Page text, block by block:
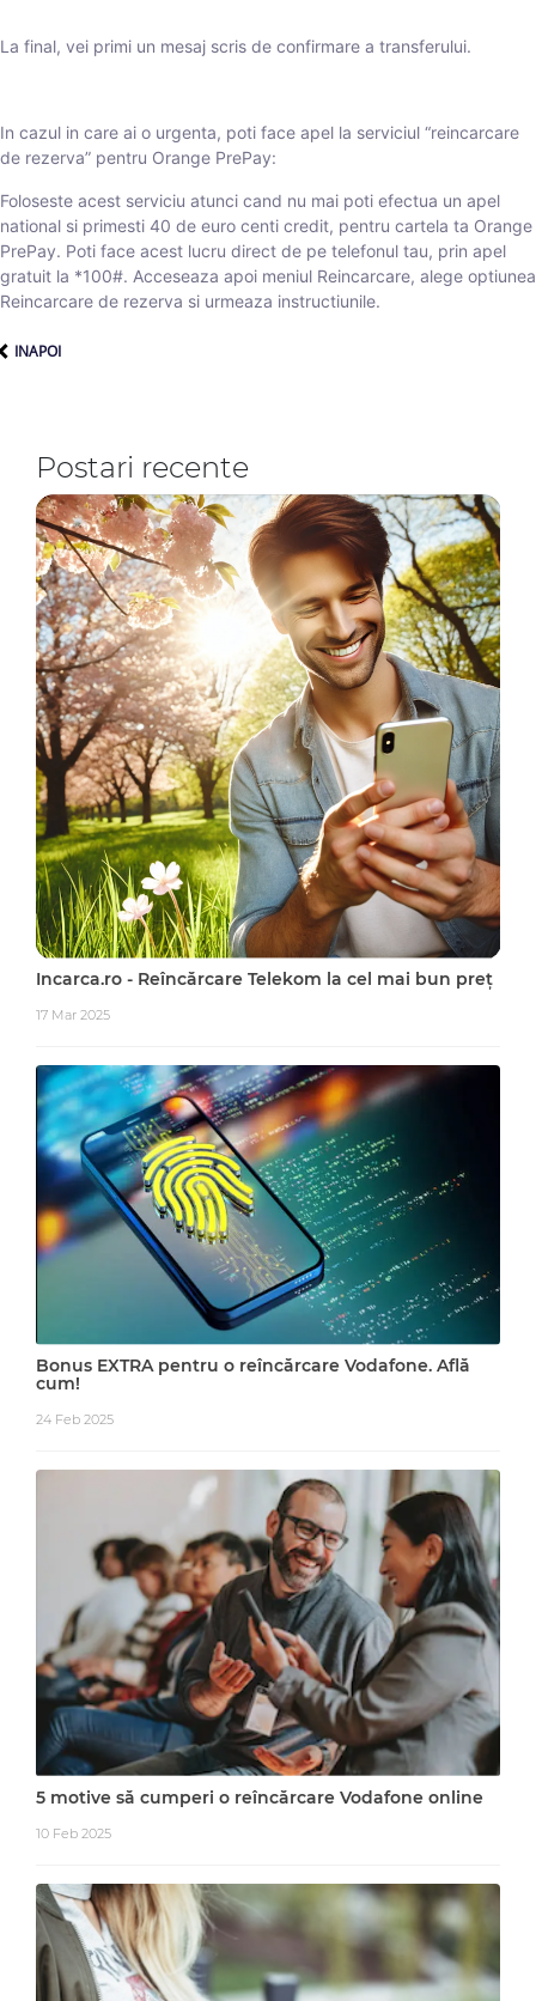
La final, vei primi un mesaj scris de confirmare a transferului.
In cazul in care ai o urgenta, poti face apel la serviciul “reincarcare
de rezerva” pentru Orange PrePay:
Foloseste acest serviciu atunci cand nu mai poti efectua un apel
national si primesti 40 de euro centi credit, pentru cartela ta Orange
PrePay. Poti face acest lucru direct de pe telefonul tau, prin apel
gratuit la *100#. Acceseaza apoi meniul Reincarcare, alege optiunea
Reincarcare de rezerva si urmeaza instructiunile.
INAPOI
Postari recente
Incarca.ro - Reîncărcare Telekom la cel mai bun preț
17 Mar 2025
Bonus EXTRA pentru o reîncărcare Vodafone. Află
cum!
24 Feb 2025
5 motive să cumperi o reîncărcare Vodafone online
10 Feb 2025